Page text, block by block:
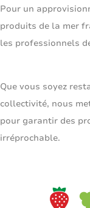
Pour un
produits de la mer
les professionnels
Que vous soyez
collectivité, nous
pour garantir des
irréprochable.